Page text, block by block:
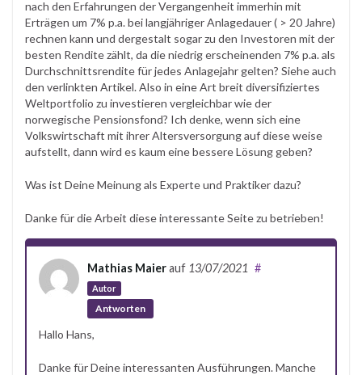
nach den Erfahrungen der Vergangenheit immerhin mit
Erträgen um 7% p.a. bei langjähriger Anlagedauer ( > 20 Jahre)
rechnen kann und dergestalt sogar zu den Investoren mit der
besten Rendite zählt, da die niedrig erscheinenden 7% p.a. als
Durchschnittsrendite für jedes Anlagejahr gelten? Siehe auch
den verlinkten Artikel. Also in eine Art breit diversifiziertes
Weltportfolio zu investieren vergleichbar wie der
norwegische Pensionsfond? Ich denke, wenn sich eine
Volkswirtschaft mit ihrer Altersversorgung auf diese weise
aufstellt, dann wird es kaum eine bessere Lösung geben?
Was ist Deine Meinung als Experte und Praktiker dazu?
Danke für die Arbeit diese interessante Seite zu betrieben!
Mathias Maierauf 13/07/2021
Autor
#
Antworten
Hallo Hans,
Danke für Deine interessanten Ausführungen. Manche